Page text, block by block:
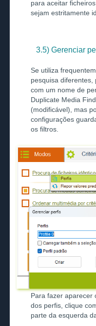
para aceitar
sejam estritamente
3.5) Gerenciar
Se utiliza
pesquisa
com um nome de
Duplicate Media
(modificável), mas
configurações
os filtros.
Para fazer aparecer
dos perfis, clique
parte da esquerda